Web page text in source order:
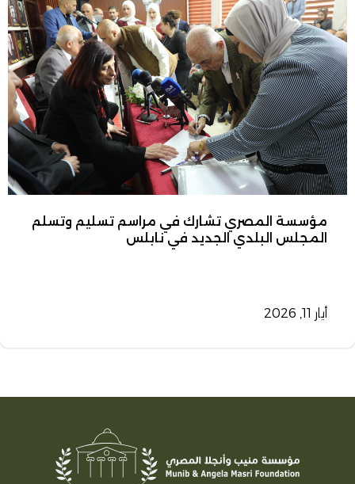
مؤسسة المصري تشارك في مراسم تسليم وتسلم
المجلس البلدي الجديد في نابلس
أيار 11, 2026